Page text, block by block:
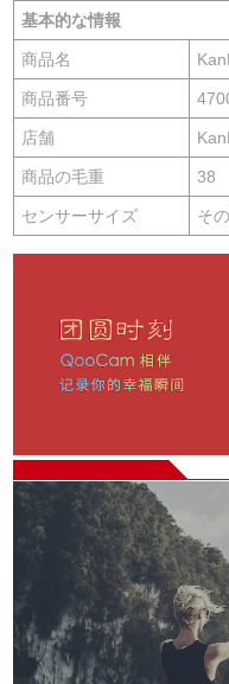
基本的な情報
商品名
商品番号
店舗
商品の毛重 38
センサーサイズ そ